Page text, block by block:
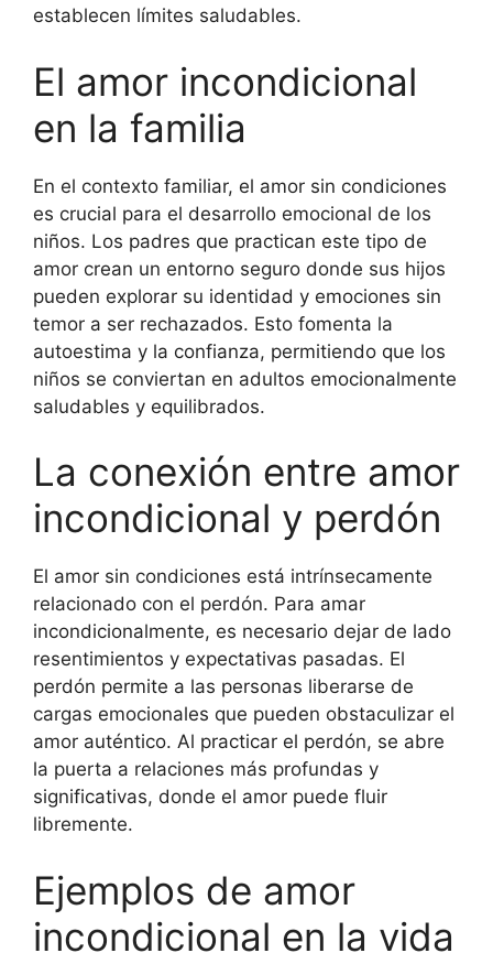
establecen límites saludables.
El amor incondicional
en la familia
En el contexto familiar, el amor sin condiciones
es crucial para el desarrollo emocional de los
niños. Los padres que practican este tipo de
amor crean un entorno seguro donde sus hijos
pueden explorar su identidad y emociones sin
temor a ser rechazados. Esto fomenta la
autoestima y la confianza, permitiendo que los
niños se conviertan en adultos emocionalmente
saludables y equilibrados.
La conexión entre amor
incondicional y perdón
El amor sin condiciones está intrínsecamente
relacionado con el perdón. Para amar
incondicionalmente, es necesario dejar de lado
resentimientos y expectativas pasadas. El
perdón permite a las personas liberarse de
cargas emocionales que pueden obstaculizar el
amor auténtico. Al practicar el perdón, se abre
la puerta a relaciones más profundas y
significativas, donde el amor puede fluir
libremente.
Ejemplos de amor
incondicional en la vida